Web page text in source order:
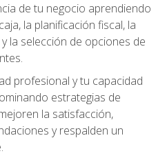
de tu negocio aprendiendo
la planificación fiscal, la
la selección de opciones de
profesional y tu capacidad
estrategias de
la satisfacción,
y respalden un